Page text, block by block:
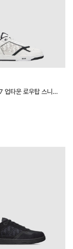
디올 남성 B27 업타운 로우탑 스니커즈 - Dior Mens B27 Uptown Low …